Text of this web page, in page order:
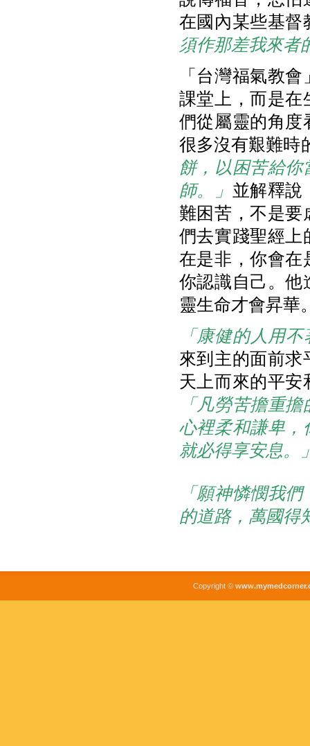
在國內某些基督
須作那差我來者
「台灣福氣教
課堂上，而是在
們從屬靈的角度
很多沒有艱難時
餅，以困苦給
師。」 並解釋說
難困苦，不是要
們去實踐聖經上
在是非，你會
你認識自己。他
靈生命才會昇華
「康健的人用
來到主的面前求
天上而來的平
「凡勞苦擔重
心裡柔和謙卑，
就必得享安息。
「願神憐憫我
的道路，萬國得
Copyright ©